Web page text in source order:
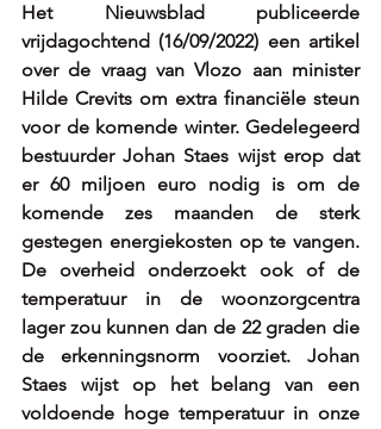
Het Nieuwsblad publiceerde
vrijdagochtend (16/09/2022) een artikel
over de vraag van Vlozo aan minister
Hilde Crevits om extra financiële steun
voor de komende winter. Gedelegeerd
bestuurder Johan Staes wijst erop dat
er 60 miljoen euro nodig is om de
komende zes maanden de sterk
gestegen energiekosten op te vangen.
De overheid onderzoekt ook of de
temperatuur in de woonzorgcentra
lager zou kunnen dan de 22 graden die
de erkenningsnorm voorziet. Johan
Staes wijst op het belang van een
voldoende hoge temperatuur in onze